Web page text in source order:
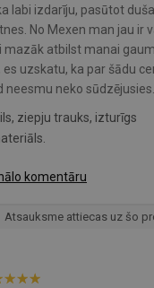
labi izdarīju, pasūtot
No Mexen man jau ir
mazāk atbilst manai
es uzskatu, ka par šādu
neesmu neko sūdzējusies.
ziepju trauks, izturīgs
komentāru
Atsauksme attiecas uz šo